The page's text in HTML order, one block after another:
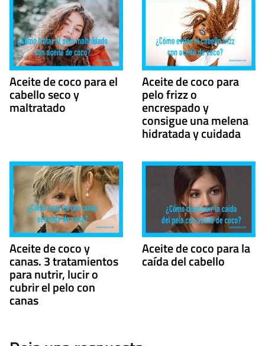
Aceite de coco para el
cabello seco y
maltratado
Aceite de coco para
pelo frizz o
encrespado y
consigue una melena
hidratada y cuidada
Aceite de coco y
canas. 3 tratamientos
para nutrir, lucir o
cubrir el pelo con
canas
Aceite de coco para la
caída del cabello